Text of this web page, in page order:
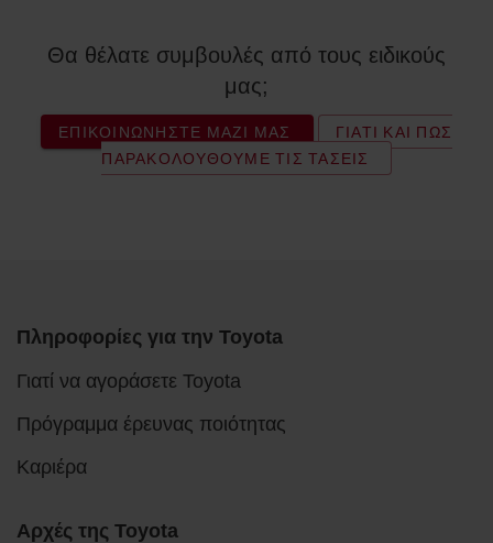
Θα θέλατε συμβουλές από τους ειδικούς
μας;
ΕΠΙΚΟΙΝΩΝΉΣΤΕ ΜΑΖΊ ΜΑΣ
ΓΙΑΤΊ ΚΑΙ ΠΏΣ
ΠΑΡΑΚΟΛΟΥΘΟΎΜΕ ΤΙΣ ΤΆΣΕΙΣ
Πληροφορίες για την Toyota
Γιατί να αγοράσετε Toyota
Πρόγραμμα έρευνας ποιότητας
Καριέρα
Αρχές της Toyota